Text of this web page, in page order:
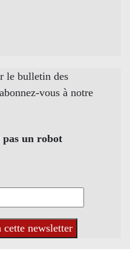
le bulletin des
vous à notre
un robot